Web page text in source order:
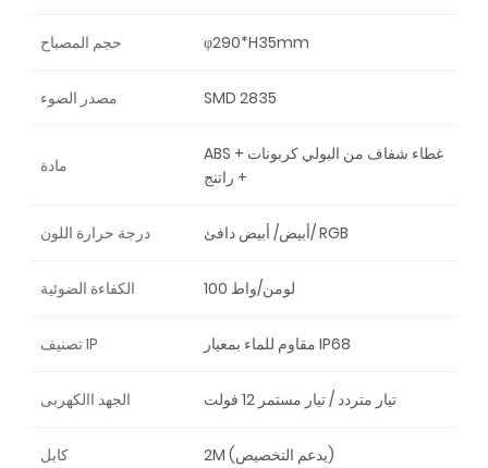
حجم المصباح φ290*H35mm
مصدر الضوء SMD 2835
مادة
ABS + غطاء شفاف من البولي كربونات
+ راتنج
درجة حرارة اللون أبيض/ أبيض دافئ/ RGB
الكفاءة الضوئية 100 لومن/واط
تصنيف IP مقاوم للماء بمعيار IP68
الجهد االكهربى تيار متردد / تيار مستمر 12 فولت
كابل 2M (يدعم التخصيص)